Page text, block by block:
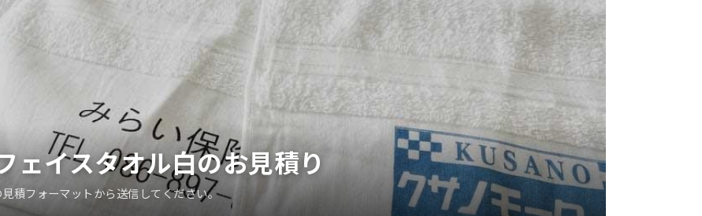
ェイスタオル白のお見積り
積フォーマットから送信してください。